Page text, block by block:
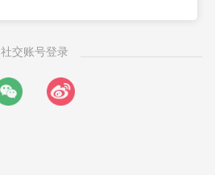
社交账号登录